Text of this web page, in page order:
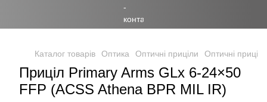
Каталог товарів Оптика Оптичні приціли Оптичні
Приціл Primary Arms GLx 6-24×50
FFP (ACSS Athena BPR MIL IR)